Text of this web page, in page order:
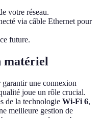
votre réseau.
via câble Ethernet pour
future.
matériel
une connexion
joue un rôle crucial.
de la technologie Wi-Fi 6,
meilleure gestion de